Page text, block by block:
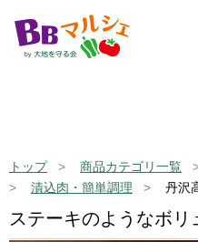
トップ 商品カテゴリ一覧
漬込肉・簡単調理
丹沢
ステーキのようなボリ